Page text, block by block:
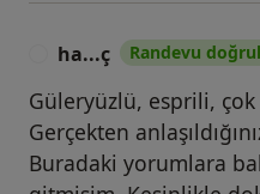
ha...ç Randevu
Güleryüzlü, esprili, çok
Gerçekten
Buradaki yorumlara